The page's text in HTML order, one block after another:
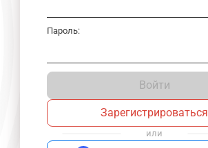
Пароль:
Войти
Зарегистрироваться
или